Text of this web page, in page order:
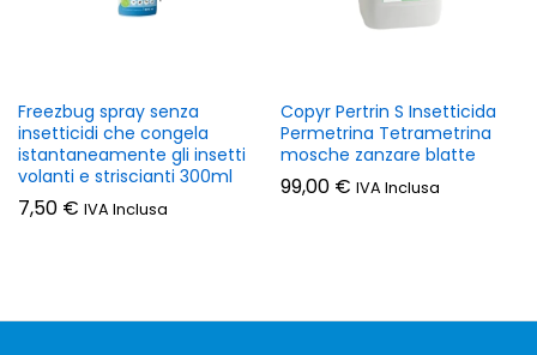
Freezbug spray senza
insetticidi che congela
istantaneamente gli insetti
volanti e striscianti 300ml
7,50 € IVA Inclusa
Copyr Pertrin S Insetticida
Permetrina Tetrametrina
mosche zanzare blatte
99,00 € IVA Inclusa